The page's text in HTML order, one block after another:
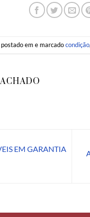
em e marcadocondição,
EM GARANTIA